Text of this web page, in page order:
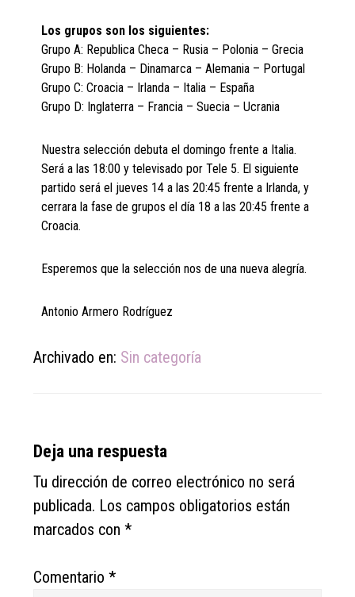
Los grupos son los siguientes:
Grupo A: Republica Checa – Rusia – Polonia – Grecia
Grupo B: Holanda – Dinamarca – Alemania – Portugal
Grupo C: Croacia – Irlanda – Italia – España
Grupo D: Inglaterra – Francia – Suecia – Ucrania
Nuestra selección debuta el domingo frente a Italia.
Será a las 18:00 y televisado por Tele 5. El siguiente
partido será el jueves 14 a las 20:45 frente a Irlanda, y
cerrara la fase de grupos el día 18 a las 20:45 frente a
Croacia.
Esperemos que la selección nos de una nueva alegría.
Antonio Armero Rodríguez
Archivado en: Sin categoría
Reader
Interactions
Deja una respuesta
Tu dirección de correo electrónico no será
publicada. Los campos obligatorios están
marcados con*
Comentario*